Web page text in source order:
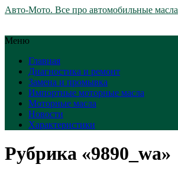
Авто-Мото. Все про автомобильные масла
Меню
Главная
Диагностика и ремонт
Замена и промывка
Импортные моторные масла
Моторные масла
Новости
Характеристики
Рубрика «9890_wa»